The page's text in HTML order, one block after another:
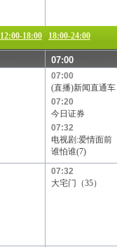
12:00-18:00 18:00-24:00
07:00
07:00
(直播)新闻直通车
07:20
今日证券
07:32
电视剧:爱情面前
谁怕谁(7)
07:32
大宅门（35）